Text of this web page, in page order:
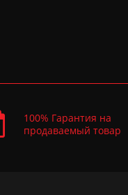
100% Гарантия на
продаваемый товар